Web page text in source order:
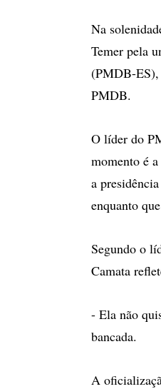
Na
Temer pela
(PMDB-ES),
PMDB.
O líder do
momento é
a
enquanto
Segundo o
Camata
- Ela não
bancada.
A